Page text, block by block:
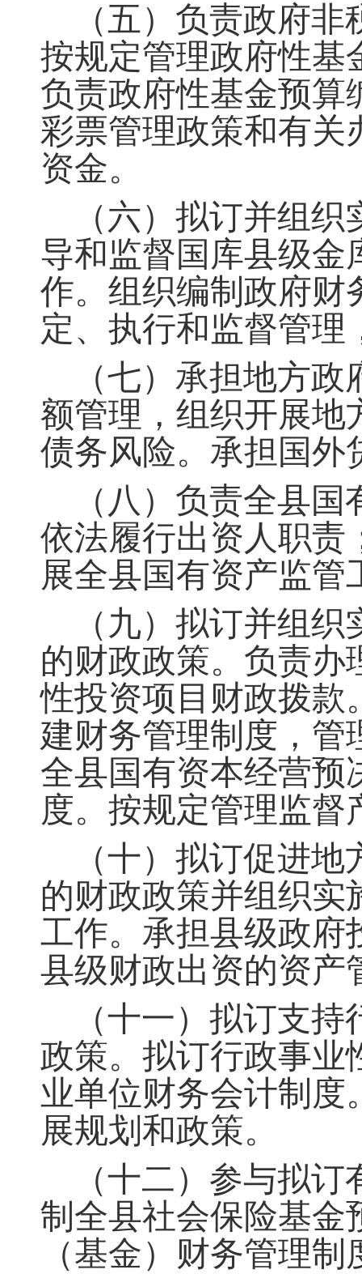
（五）负责政府
按规定管理政府性基
负责政府性基金预算
彩票管理政策和有关
资金。
（六）拟订并组
导和监督国库县级金
作。 组织编制政府财
定、执行和监督管理
（七）承担地方
额管理，组织开展地
债务风险。承担国外
（八）负责全县
依法履行出资人职责
展全县国有资产监
（九）拟订并组
的财政政策。 负责办
性投资项目财政拨款
建财务管理制度，管
全县国有资本经营预
度。 按规定管理监督
（十）拟订促进
的财政政策并组织实
工作。承担县级政府
县级财政出资的资产
（十一）拟订支
政策。 拟订行政事业
业单位财务会计制度
展规划和政策。
（十二）参与拟
制全县社会保险基金
（基金）财务管理制